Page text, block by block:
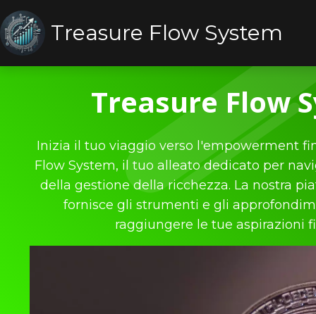
Treasure Flow System
Treasure Flow
Inizia il tuo viaggio verso l'empowerment
Flow System, il tuo alleato dedicato per
della gestione della ricchezza. La nostra
fornisce gli strumenti e gli
raggiungere le tue aspirazioni